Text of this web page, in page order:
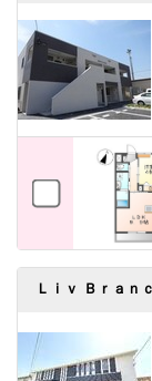
Ｌｉｖ Ｂｒａｎ